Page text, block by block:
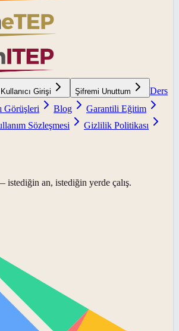
Kullanıcı Girişi Şifremi Unuttum
Ders
Görüşleri Blog
Garantili Eğitim
Sözleşmesi
Gizlilik Politikası
istediğin an, istediğin yerde çalış.